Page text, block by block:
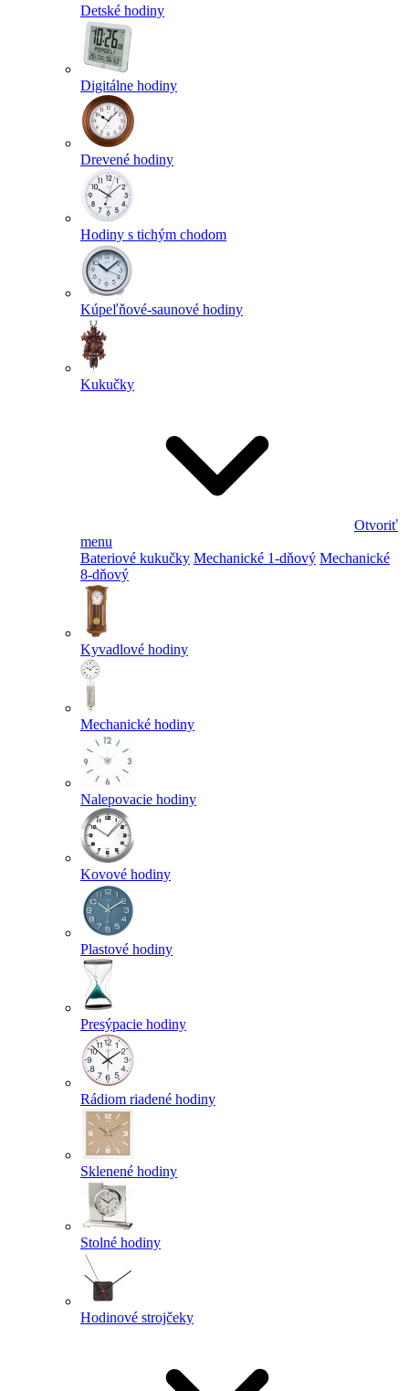
Detské hodiny
Digitálne hodiny
Drevené hodiny
Hodiny s tichým chodom
Kúpeľňové-saunové hodiny
Kukučky
Otvoriť
menu
Bateriové kukučky Mechanické 1-dňový Mechanické
8-dňový
Kyvadlové hodiny
Mechanické hodiny
Nalepovacie hodiny
Kovové hodiny
Plastové hodiny
Presýpacie hodiny
Rádiom riadené hodiny
Sklenené hodiny
Stolné hodiny
Hodinové strojčeky